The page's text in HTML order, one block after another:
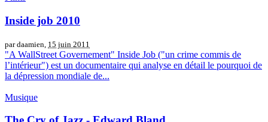
Inside job 2010
par daamien, 15 juin 2011
"A WallStreet Governement" Inside Job ("un crime commis de
l’intérieur") est un documentaire qui analyse en détail le pourquoi de
la dépression mondiale de...
Musique